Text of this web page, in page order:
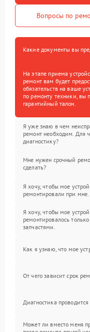
Вопросы по
Какие документы вы
На этапе приема
ремонт вам будет
обязательств на ваше
по ремонту техники, вы
гарантийный талон.
Я уже знаю в чем
ремонт необходим. Для
диагностику?
Мне нужен срочный
сделать?
Я хочу, чтобы мое
ремонтировали при мне.
Я хочу, чтобы мое
ремонтировалось
запчастями.
Как я узнаю, что мое
От чего зависит срок
Диагностика проводится
Может ли вместо меня